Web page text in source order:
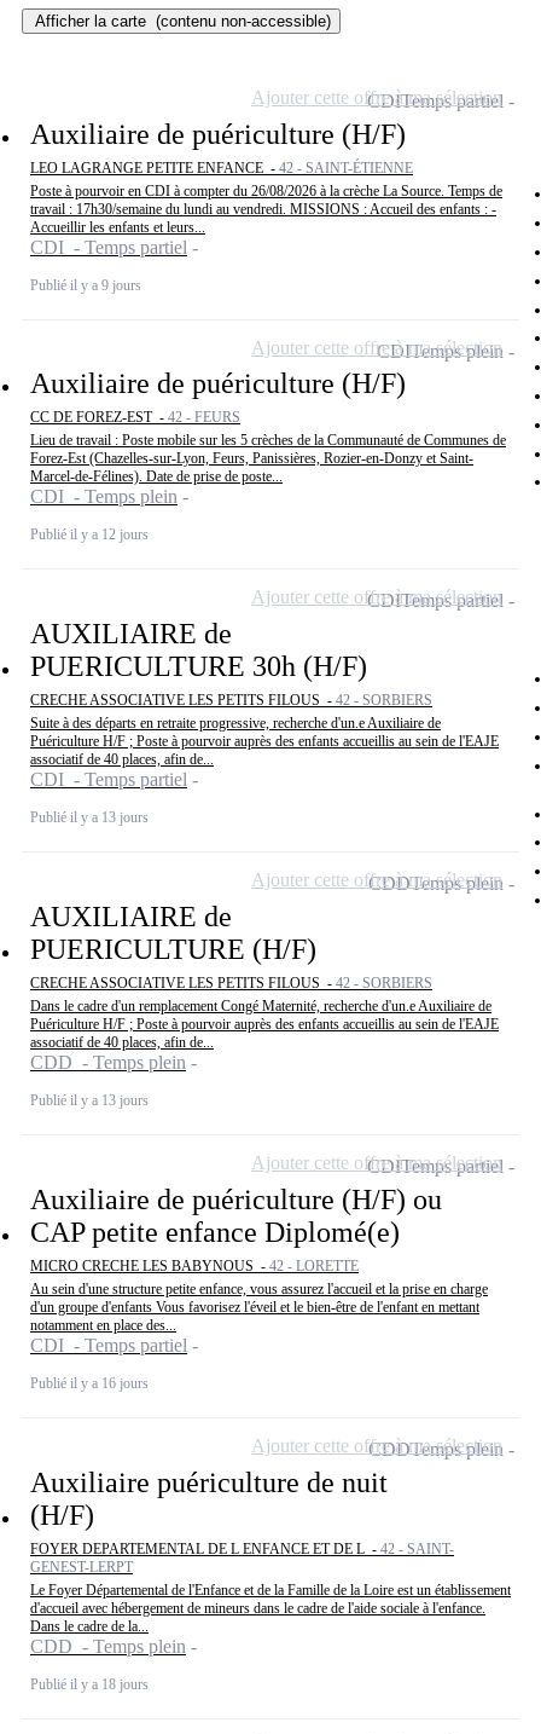
Afficher la carte (contenu non-accessible)
Auxiliaire de puériculture (H/F)
LEO LAGRANGE PETITE ENFANCE - 42 - SAINT-ÉTIENNE
Poste à pourvoir en CDI à compter du 26/08/2026 à la crèche La Source. Temps de
travail : 17h30/semaine du lundi au vendredi. MISSIONS : Accueil des enfants : -
Accueillir les enfants et leurs...
CDI - Temps partiel
Publié il y a 9 jours
CDITemps partiel
Ajouter cette offre à ma sélection
Auxiliaire de puériculture (H/F)
CC DE FOREZ-EST - 42 - FEURS
Lieu de travail : Poste mobile sur les 5 crèches de la Communauté de Communes de
Forez-Est (Chazelles-sur-Lyon, Feurs, Panissières, Rozier-en-Donzy et Saint-
Marcel-de-Félines). Date de prise de poste...
CDI - Temps plein
Publié il y a 12 jours
CDITemps plein
Ajouter cette offre à ma sélection
AUXILIAIRE de
PUERICULTURE 30h (H/F)
CRECHE ASSOCIATIVE LES PETITS FILOUS - 42 - SORBIERS
Suite à des départs en retraite progressive, recherche d'un.e Auxiliaire de
Puériculture H/F ; Poste à pourvoir auprès des enfants accueillis au sein de l'EAJE
associatif de 40 places, afin de...
CDI - Temps partiel
Publié il y a 13 jours
CDITemps partiel
Ajouter cette offre à ma sélection
AUXILIAIRE de
PUERICULTURE (H/F)
CRECHE ASSOCIATIVE LES PETITS FILOUS - 42 - SORBIERS
Dans le cadre d'un remplacement Congé Maternité, recherche d'un.e Auxiliaire de
Puériculture H/F ; Poste à pourvoir auprès des enfants accueillis au sein de l'EAJE
associatif de 40 places, afin de...
CDD - Temps plein
Publié il y a 13 jours
CDDTemps plein
Ajouter cette offre à ma sélection
Auxiliaire de puériculture (H/F) ou
CAP petite enfance Diplomé(e)
MICRO CRECHE LES BABYNOUS - 42 - LORETTE
Au sein d'une structure petite enfance, vous assurez l'accueil et la prise en charge
d'un groupe d'enfants Vous favorisez l'éveil et le bien-être de l'enfant en mettant
notamment en place des...
CDI - Temps partiel
Publié il y a 16 jours
CDITemps partiel
Ajouter cette offre à ma sélection
Auxiliaire puériculture de nuit
(H/F)
FOYER DEPARTEMENTAL DE L ENFANCE ET DE L - 42 - SAINT-
GENEST-LERPT
Le Foyer Départemental de l'Enfance et de la Famille de la Loire est un établissement
d'accueil avec hébergement de mineurs dans le cadre de l'aide sociale à l'enfance.
Dans le cadre de la...
CDD - Temps plein
Publié il y a 18 jours
CDDTemps plein
Ajouter cette offre à ma sélection